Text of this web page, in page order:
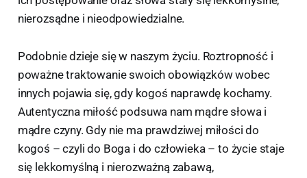
nierozsądne i nieodpowiedzialne.
Podobnie dzieje się w naszym życiu. Roztropność i
poważne traktowanie swoich obowiązków wobec
innych pojawia się, gdy kogoś naprawdę kochamy.
Autentyczna miłość podsuwa nam mądre słowa i
mądre czyny. Gdy nie ma prawdziwej miłości do
kogoś – czyli do Boga i do człowieka – to życie staje
się lekkomyślną i nierozważną zabawą,